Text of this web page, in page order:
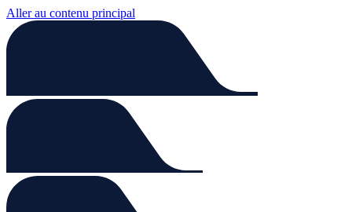
Aller au contenu principal